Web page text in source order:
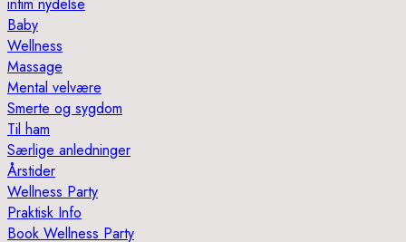
intim nydelse
Baby
Wellness
Massage
Mental velvære
Smerte og sygdom
Til ham
Særlige anledninger
Årstider
Wellness Party
Praktisk Info
Book Wellness Party